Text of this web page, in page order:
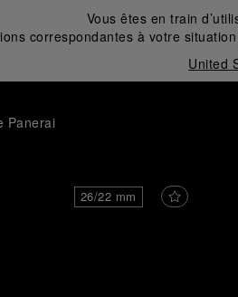
Vous êtes en train
correspondantes à votre
United
Panerai
26/22 mm